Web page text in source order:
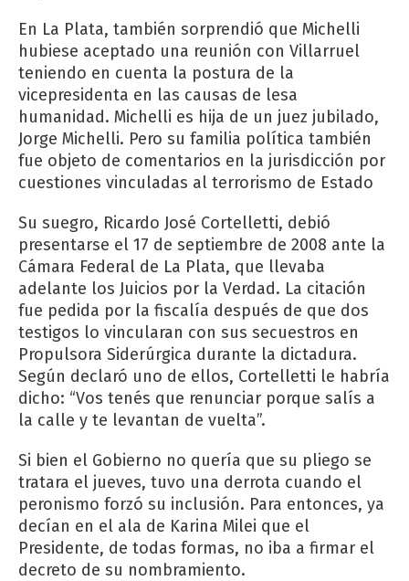
En La Plata, también sorprendió que Michelli
hubiese aceptado una reunión con Villarruel
teniendo en cuenta la postura de la
vicepresidenta en las causas de lesa
humanidad. Michelli es hija de un juez jubilado,
Jorge Michelli. Pero su familia política también
fue objeto de comentarios en la jurisdicción por
cuestiones vinculadas al terrorismo de Estado
Su suegro, Ricardo José Cortelletti, debió
presentarse el 17 de septiembre de 2008 ante la
Cámara Federal de La Plata, que llevaba
adelante los Juicios por la Verdad. La citación
fue pedida por la fiscalía después de que dos
testigos lo vincularan con sus secuestros en
Propulsora Siderúrgica durante la dictadura.
Según declaró uno de ellos, Cortelletti le habría
dicho: “Vos tenés que renunciar porque salís a
la calle y te levantan de vuelta”.
Si bien el Gobierno no quería que su pliego se
tratara el jueves, tuvo una derrota cuando el
peronismo forzó su inclusión. Para entonces, ya
decían en el ala de Karina Milei que el
Presidente, de todas formas, no iba a firmar el
decreto de su nombramiento.